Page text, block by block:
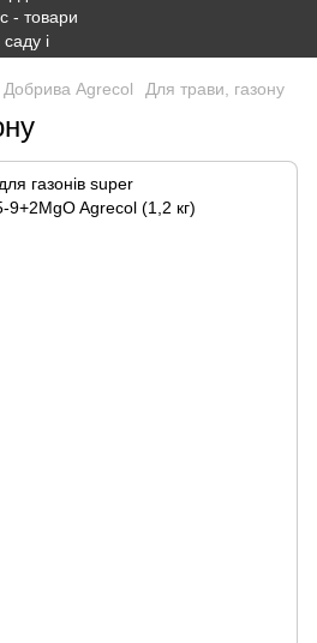
Добрива Agrecol Для трави, газону